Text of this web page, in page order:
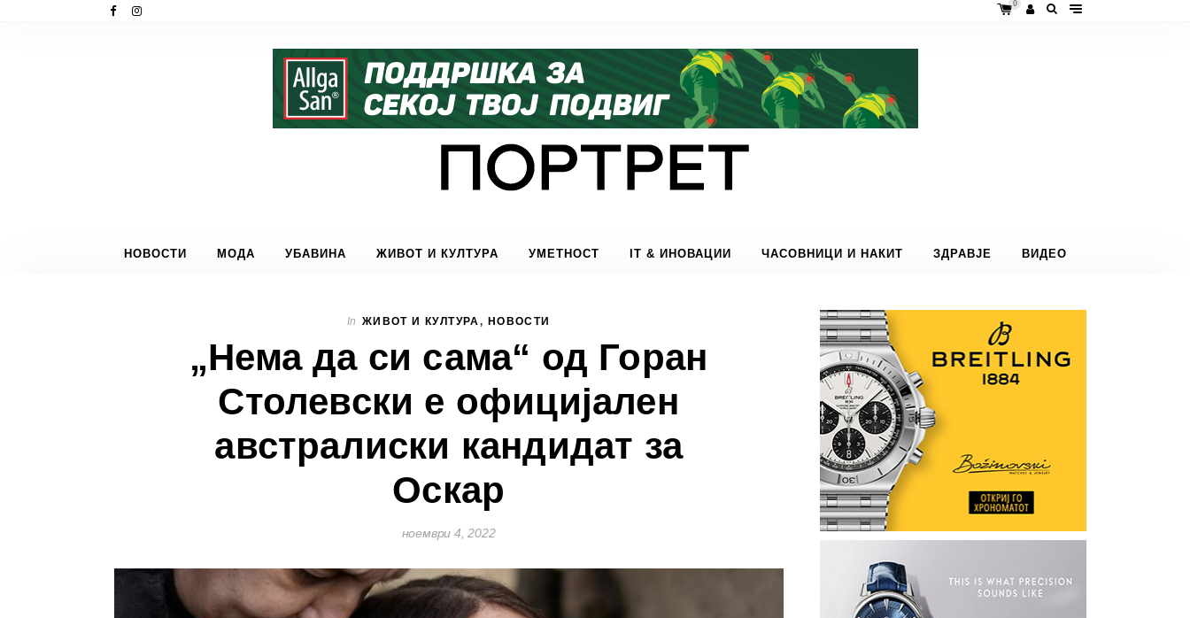
0
НОВОСТИ МОДА УБАВИНА ЖИВОТ И КУЛТУРА УМЕТНОСТ IT & ИНОВАЦИИ ЧАСОВНИЦИ И НАКИТ ЗДРАВЈЕ ВИДЕО
In ЖИВОТ И КУЛТУРА, НОВОСТИ
„Нема да си сама“ од Горан
Столевски е официјален
австралиски кандидат за
Оскар
ноември 4, 2022